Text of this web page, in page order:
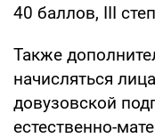
40 баллов, III
Также
начисляться
довузовской
естественно-